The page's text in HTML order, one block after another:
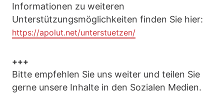
Informationen zu weiteren
Unterstützungsmöglichkeiten finden Sie hier:
https://apolut.net/unterstuetzen/
+++
Bitte empfehlen Sie uns weiter und teilen Sie
gerne unsere Inhalte in den Sozialen Medien.